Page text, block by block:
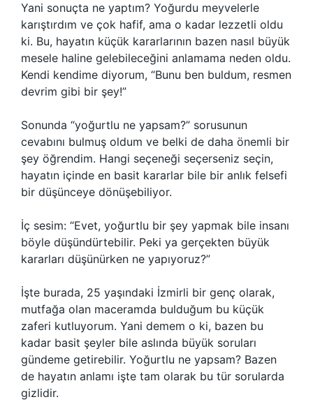
Yani sonuçta ne yaptım? Yoğurdu meyvelerle
karıştırdım ve çok hafif, ama o kadar lezzetli oldu
ki. Bu, hayatın küçük kararlarının bazen nasıl büyük
mesele haline gelebileceğini anlamama neden oldu.
Kendi kendime diyorum, “Bunu ben buldum, resmen
devrim gibi bir şey!”
Sonunda “yoğurtlu ne yapsam?” sorusunun
cevabını bulmuş oldum ve belki de daha önemli bir
şey öğrendim. Hangi seçeneği seçerseniz seçin,
hayatın içinde en basit kararlar bile bir anlık felsefi
bir düşünceye dönüşebiliyor.
İç sesim: “Evet, yoğurtlu bir şey yapmak bile insanı
böyle düşündürtebilir. Peki ya gerçekten büyük
kararları düşünürken ne yapıyoruz?”
İşte burada, 25 yaşındaki İzmirli bir genç olarak,
mutfağa olan maceramda bulduğum bu küçük
zaferi kutluyorum. Yani demem o ki, bazen bu
kadar basit şeyler bile aslında büyük soruları
gündeme getirebilir. Yoğurtlu ne yapsam? Bazen
de hayatın anlamı işte tam olarak bu tür sorularda
gizlidir.